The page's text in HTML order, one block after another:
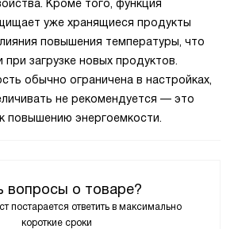
вопросы о товаре?
постарается ответить в максимально
короткие сроки
Кроме того, функция
уже хранящиеся продукты
повышения температуры, что
загрузке новых продуктов.
обычно ограничена в настройках,
не рекомендуется — это
повышению энергоемкости.